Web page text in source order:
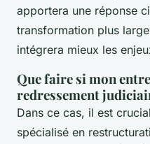
apportera une réponse
transformation plus
intégrera mieux les
Que faire si mon
redressement
Dans ce cas, il est
spécialisé en